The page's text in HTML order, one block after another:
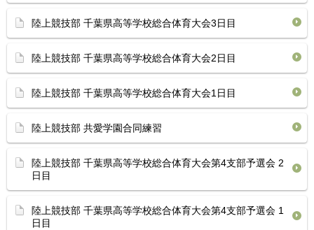
陸上競技部 千葉県高等学校総合体育⁡大会3日目
陸上競技部 千葉県高等学校総合体育⁡大会2日目
陸上競技部 千葉県高等学校総合体育⁡大会1日目
陸上競技部 共愛学園合同練習
陸上競技部 千葉県高等学校総合体育⁡大会第4支部予選会 2
日目
陸上競技部 千葉県高等学校総合体育⁡大会第4支部予選会 1
日目